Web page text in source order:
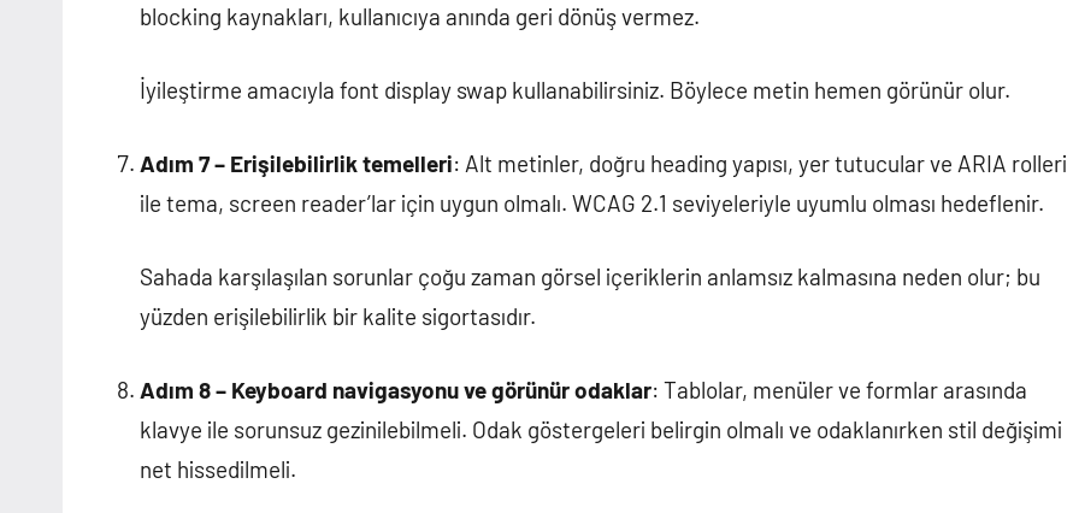
blocking kaynakları, kullanıcıya anında geri dönüş vermez.
İyileştirme amacıyla font display swap kullanabilirsiniz. Böylece metin hemen görünür olur.
Adım 7 – Erişilebilirlik temelleri: Alt metinler, doğru heading yapısı, yer tutucular ve ARIA rolleri
ile tema, screen reader’lar için uygun olmalı. WCAG 2.1 seviyeleriyle uyumlu olması hedeflenir.
Sahada karşılaşılan sorunlar çoğu zaman görsel içeriklerin anlamsız kalmasına neden olur; bu
yüzden erişilebilirlik bir kalite sigortasıdır.
Adım 8 – Keyboard navigasyonu ve görünür odaklar: Tablolar, menüler ve formlar arasında
klavye ile sorunsuz gezinilebilmeli. Odak göstergeleri belirgin olmalı ve odaklanırken stil değişimi
net hissedilmeli.